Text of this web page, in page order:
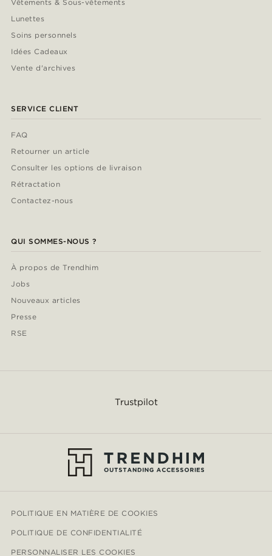
Vêtements & Sous-vêtements
Lunettes
Soins personnels
Idées Cadeaux
Vente d'archives
SERVICE CLIENT
FAQ
Retourner un article
Consulter les options de livraison
Rétractation
Contactez-nous
QUI SOMMES-NOUS ?
À propos de Trendhim
Jobs
Nouveaux articles
Presse
RSE
Trustpilot
POLITIQUE EN MATIÈRE DE COOKIES
POLITIQUE DE CONFIDENTIALITÉ
PERSONNALISER LES COOKIES